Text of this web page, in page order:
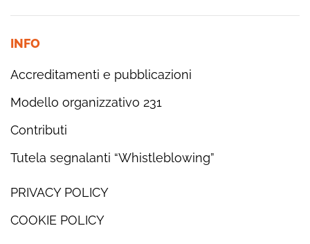
INFO
Accreditamenti e pubblicazioni
Modello organizzativo 231
Contributi
Tutela segnalanti “Whistleblowing”
PRIVACY POLICY
COOKIE POLICY